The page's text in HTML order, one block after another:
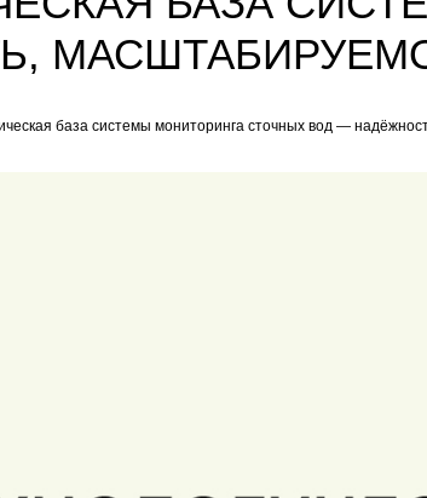
база системы мониторинга сточных вод —